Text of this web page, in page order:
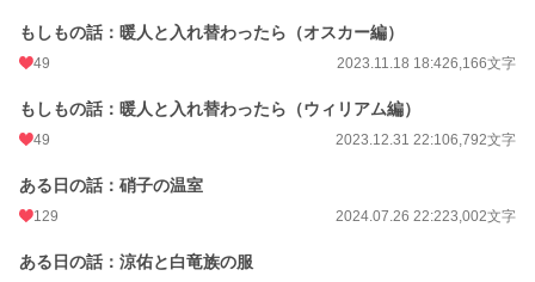
もしもの話：暖人と入れ替わったら（オスカー編）
49 2023.11.18 18:426,166文字
もしもの話：暖人と入れ替わったら（ウィリアム編）
49 2023.12.31 22:106,792文字
ある日の話：硝子の温室
129 2024.07.26 22:223,002文字
ある日の話：涼佑と白竜族の服